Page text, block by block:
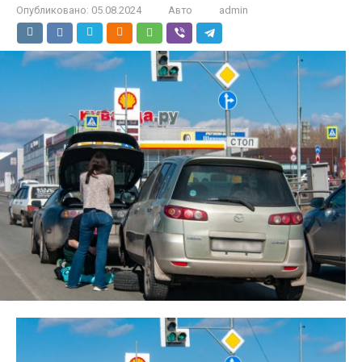
Опубликовано: 05.08.2024 Авто admin